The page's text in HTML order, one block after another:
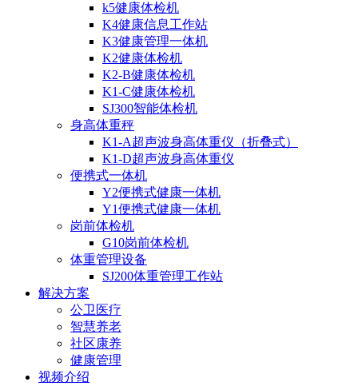
k5健康体检机
K4健康信息工作站
K3健康管理一体机
K2健康体检机
K2-B健康体检机
K1-C健康体检机
SJ300智能体检机
身高体重秤
K1-A超声波身高体重仪（折叠式）
K1-D超声波身高体重仪
便携式一体机
Y2便携式健康一体机
Y1便携式健康一体机
岗前体检机
G10岗前体检机
体重管理设备
SJ200体重管理工作站
解决方案
公卫医疗
智慧养老
社区康养
健康管理
视频介绍